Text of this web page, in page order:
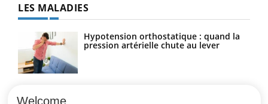
LES MALADIES
Hypotension orthostatique : quand la
pression artérielle chute au lever
Welcome